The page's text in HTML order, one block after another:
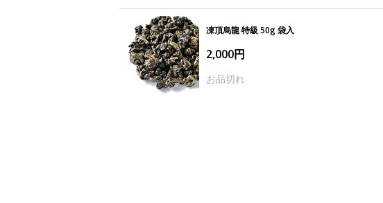
凍頂烏龍 特級 50g 袋入
2,000円
お品切れ